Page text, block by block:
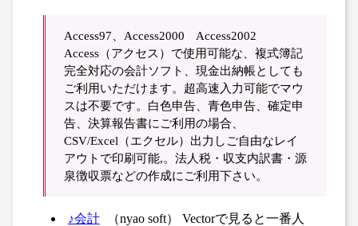
Access97、Access2000 Access2002
Access（アクセス）で使用可能な、複式簿記
完全対応の会計ソフト、現金出納帳としても
ご利用いただけます。超高速入力可能でマウ
スは不要です。白色申告、青色申告、確定申
告、決算報告書にご利用の場合、
CSV/Excel（エクセル）出力しご自由なレイ
アウトで印刷可能,。法人税・収支内訳書・源
泉徴収票などの作成にご利用下さい。
♪会計
（nyao soft） Vectorで見ると一番人